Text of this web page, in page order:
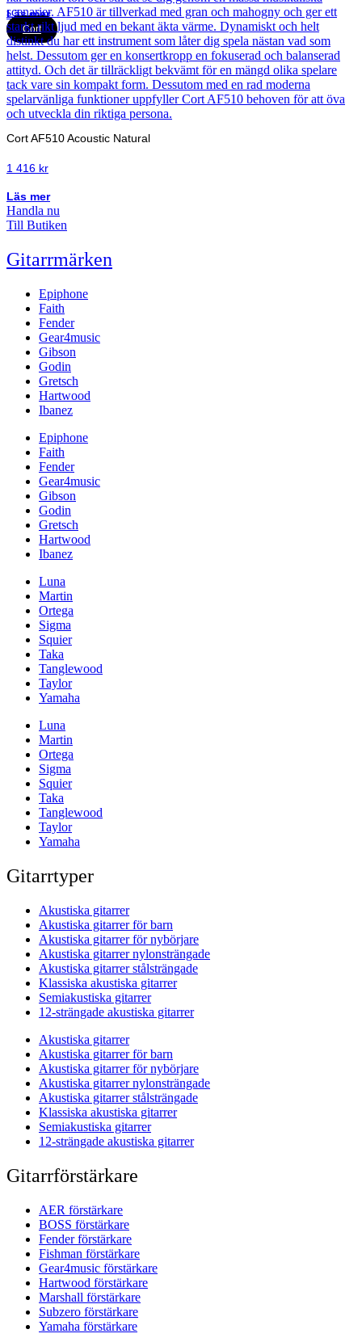
Läs mer
Cort
Cort AF510 Acoustic Natural
1 416 kr
Läs mer
Handla nu
Till Butiken
Gitarrmärken
Epiphone
Faith
Fender
Gear4music
Gibson
Godin
Gretsch
Hartwood
Ibanez
Epiphone
Faith
Fender
Gear4music
Gibson
Godin
Gretsch
Hartwood
Ibanez
Luna
Martin
Ortega
Sigma
Squier
Taka
Tanglewood
Taylor
Yamaha
Luna
Martin
Ortega
Sigma
Squier
Taka
Tanglewood
Taylor
Yamaha
Gitarrtyper
Akustiska gitarrer
Akustiska gitarrer för barn
Akustiska gitarrer för nybörjare
Akustiska gitarrer nylonsträngade
Akustiska gitarrer stålsträngade
Klassiska akustiska gitarrer
Semiakustiska gitarrer
12-strängade akustiska gitarrer
Akustiska gitarrer
Akustiska gitarrer för barn
Akustiska gitarrer för nybörjare
Akustiska gitarrer nylonsträngade
Akustiska gitarrer stålsträngade
Klassiska akustiska gitarrer
Semiakustiska gitarrer
12-strängade akustiska gitarrer
Gitarrförstärkare
AER förstärkare
BOSS förstärkare
Fender förstärkare
Fishman förstärkare
Gear4music förstärkare
Hartwood förstärkare
Marshall förstärkare
Subzero förstärkare
Yamaha förstärkare